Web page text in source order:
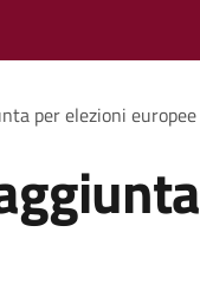
per elezioni europee